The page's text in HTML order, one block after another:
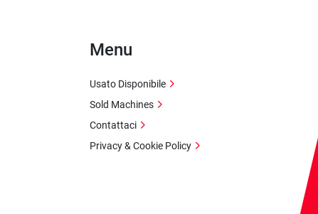
Menu
Usato Disponibile
Sold Machines
Contattaci
Privacy & Cookie Policy